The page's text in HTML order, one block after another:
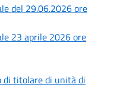
del 29.06.2026 ore
23 aprile 2026 ore
di titolare di unità di